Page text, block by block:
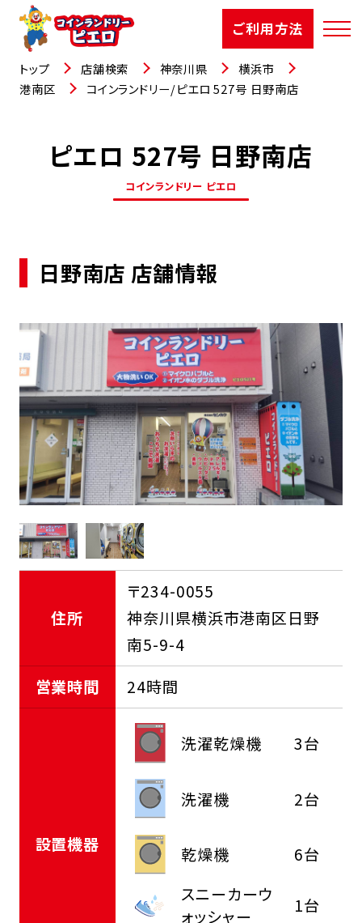
ご利用方法
店舗検索
選ばれる理由
お知らせ
お役立コラム
よくあるご質問
FCオーナー募集中
トップ 店舗検索 神奈川県
横浜市
港南区
コインランドリー/ピエロ 527号 日野南店
ピエロ 527号 日野南店
コインランドリー ピエロ
日野南店 店舗情報
住所
〒234-0055
神奈川県横浜市港南区日野
南5-9-4
営業時間
24時間
設置機器
洗濯乾燥機 3台
洗濯機 2台
乾燥機
6台
スニーカーウ
ォッシャー
1台